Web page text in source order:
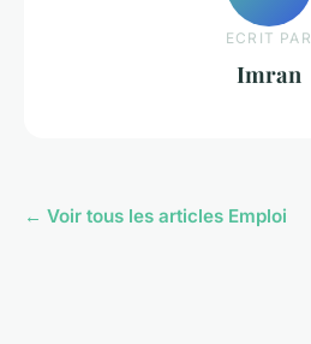
ECRIT PAR
Imran
← Voir tous les articles Emploi